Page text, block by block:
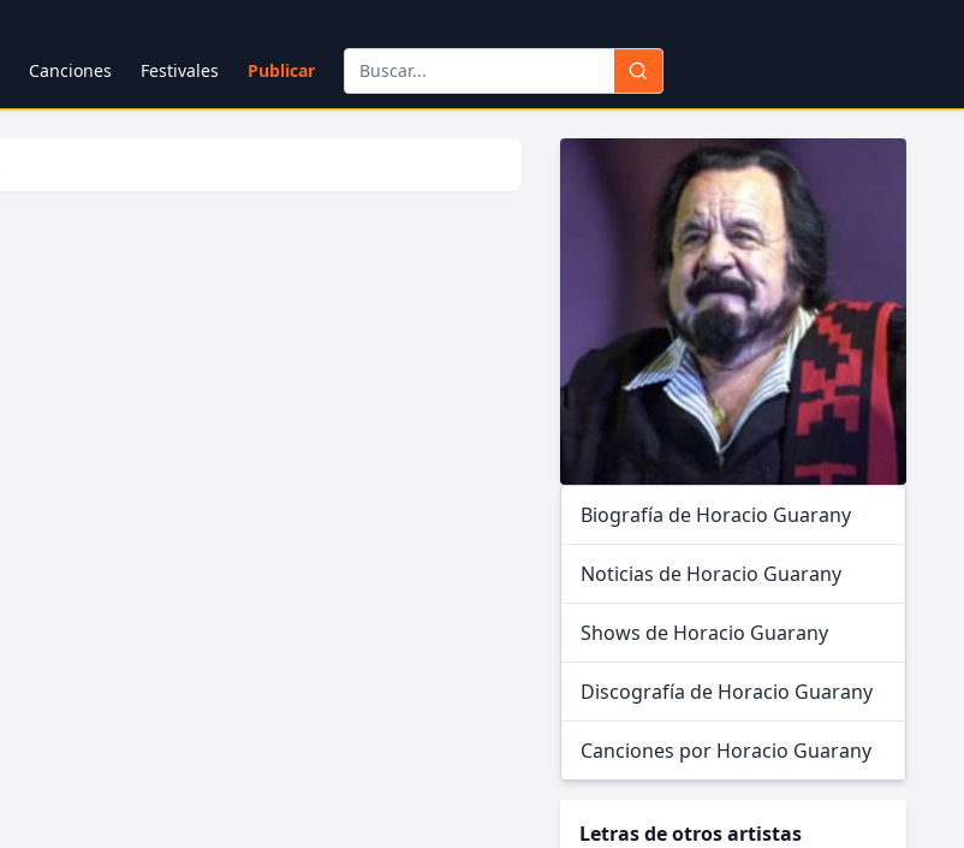
Canciones Festivales Publicar
Biografía de Horacio Guarany
Noticias de Horacio Guarany
Shows de Horacio Guarany
Discografía de Horacio Guarany
Canciones por Horacio Guarany
Letras de otros artistas